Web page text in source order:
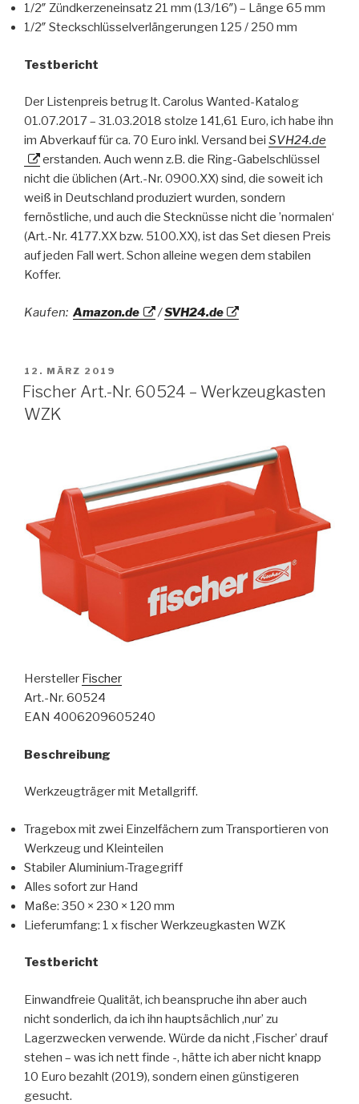
1/2″ Zündkerzeneinsatz 21 mm (13/16″) – Länge 65 mm
1/2″ Steckschlüsselverlängerungen 125 / 250 mm
Testbericht
Der Listenpreis betrug lt. Carolus Wanted-Katalog
01.07.2017 – 31.03.2018 stolze 141,61 Euro, ich habe ihn
im Abverkauf für ca. 70 Euro inkl. Versand bei SVH24.de
erstanden. Auch wenn z.B. die Ring-Gabelschlüssel
nicht die üblichen (Art.-Nr. 0900.XX) sind, die soweit ich
weiß in Deutschland produziert wurden, sondern
fernöstliche, und auch die Stecknüsse nicht die ’normalen‘
(Art.-Nr. 4177.XX bzw. 5100.XX), ist das Set diesen Preis
auf jeden Fall wert. Schon alleine wegen dem stabilen
Koffer.
Kaufen: Amazon.de /SVH24.de
VERÖFFENTLICHT
AM
12. MÄRZ 2019
Fischer Art.-Nr. 60524 – Werkzeugkasten
WZK
Hersteller Fischer
Art.-Nr. 60524
EAN 4006209605240
Beschreibung
Werkzeugträger mit Metallgriff.
Tragebox mit zwei Einzelfächern zum Transportieren von
Werkzeug und Kleinteilen
Stabiler Aluminium-Tragegriff
Alles sofort zur Hand
Maße: 350 × 230 × 120 mm
Lieferumfang: 1 x fischer Werkzeugkasten WZK
Testbericht
Einwandfreie Qualität, ich beanspruche ihn aber auch
nicht sonderlich, da ich ihn hauptsächlich ‚nur’ zu
Lagerzwecken verwende. Würde da nicht ‚Fischer’ drauf
stehen – was ich nett finde -, hätte ich aber nicht knapp
10 Euro bezahlt (2019), sondern einen günstigeren
gesucht.